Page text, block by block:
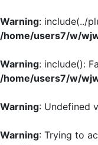
Warning: include(../
/home/users7/w/
Warning: include():
/home/users7/w/
Warning: Undefined
Warning: Trying to